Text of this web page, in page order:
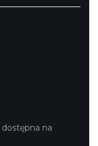
dostępna na